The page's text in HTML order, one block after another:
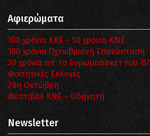
Αφιερώματα
100 χρόνια ΚΚΕ – 50 χρόνια ΚΝΕ
100 χρόνια Οχτωβριανή Επανάσταση
30 χρόνια απ’ το Ευρωμπάσκετ του ΄87
Φοιτητικές Εκλογές
28η Οκτώβρη
Φεστιβάλ ΚΝΕ – Οδηγητή
Newsletter